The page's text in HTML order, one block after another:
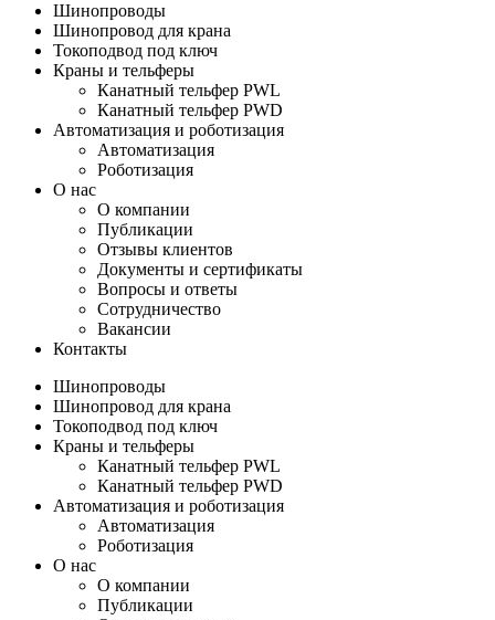
Шинопроводы
Шинопровод для крана
Токоподвод под ключ
Краны и тельферы
Канатный тельфер PWL
Канатный тельфер PWD
Автоматизация и роботизация
Автоматизация
Роботизация
О нас
О компании
Публикации
Отзывы клиентов
Документы и сертификаты
Вопросы и ответы
Сотрудничество
Вакансии
Контакты
Шинопроводы
Шинопровод для крана
Токоподвод под ключ
Краны и тельферы
Канатный тельфер PWL
Канатный тельфер PWD
Автоматизация и роботизация
Автоматизация
Роботизация
О нас
О компании
Публикации